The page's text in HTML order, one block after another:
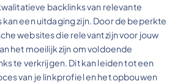
backlinks van relevante
een uitdaging zijn. Door de beperkte
websites die relevant zijn voor jouw
het moeilijk zijn om voldoende
te verkrijgen. Dit kan leiden tot een
van je linkprofiel en het opbouwen